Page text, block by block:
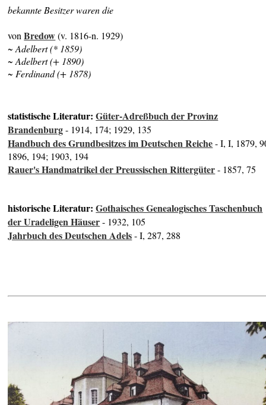
bekannte Besitzer waren die
vonBredow(v. 1816-n. 1929)
~ Adelbert (* 1859)
~ Adelbert (+ 1890)
~ Ferdinand (+ 1878)
statistische Literatur:Güter-Adreßbuch der Provinz
Brandenburg- 1914, 174; 1929, 135
Handbuch des Grundbesitzes im Deutschen Reiche- I, I, 1879,
1896, 194; 1903, 194
Rauer's Handmatrikel der Preussischen Rittergüter- 1857, 75
historische Literatur:Gothaisches Genealogisches Taschenbuch
der Uradeligen Häuser- 1932, 105
Jahrbuch des Deutschen Adels- I, 287, 288